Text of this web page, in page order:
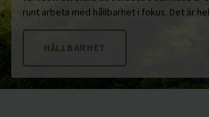
runt arbeta med hållbarhet i fokus. Det är
HÅLLBARHET